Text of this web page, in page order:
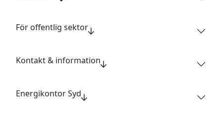
För offentlig sektor
Kontakt & information
Energikontor Syd